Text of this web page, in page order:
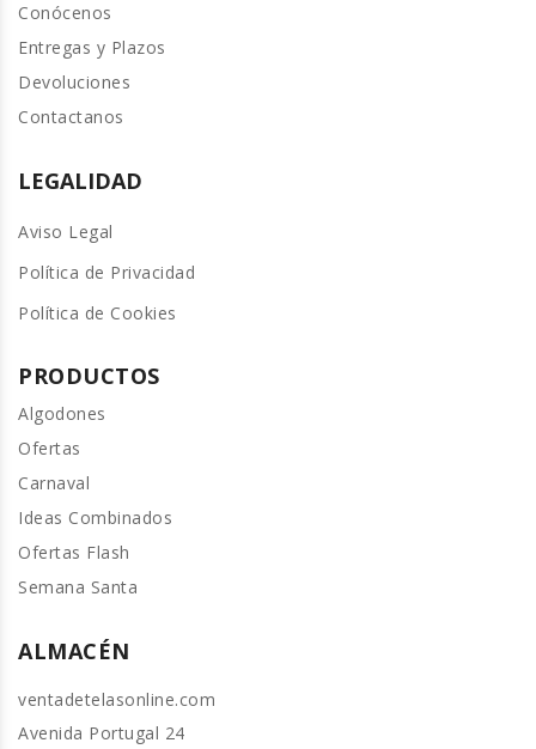
Conócenos
Entregas y Plazos
Devoluciones
Contactanos
LEGALIDAD
Aviso Legal
Política de Privacidad
Política de Cookies
PRODUCTOS
Algodones
Ofertas
Carnaval
Ideas Combinados
Ofertas Flash
Semana Santa
ALMACÉN
ventadetelasonline.com
Avenida Portugal 24